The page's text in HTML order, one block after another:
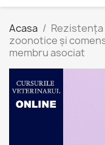
Acasa
zoonotice și
membru asociat